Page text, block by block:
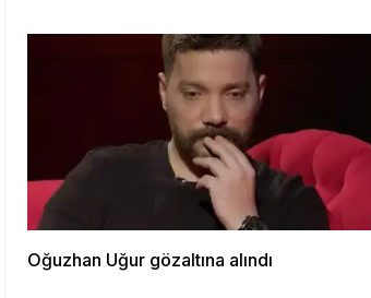
Oğuzhan Uğur gözaltına alındı